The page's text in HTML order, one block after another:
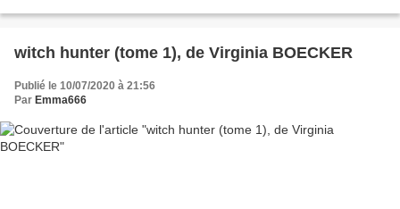
witch hunter (tome 1), de Virginia BOECKER
Publié le 10/07/2020 à 21:56
Par Emma666